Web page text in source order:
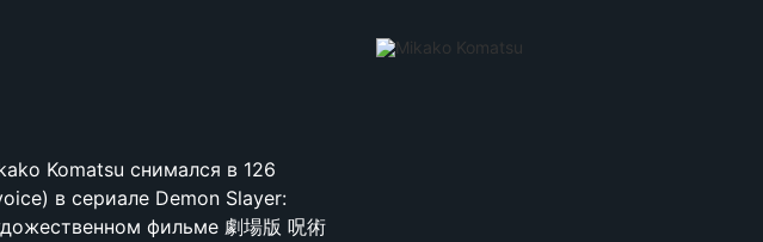
Komatsu снимался в 126
в сериале Demon Slayer:
фильме 劇場版 呪術